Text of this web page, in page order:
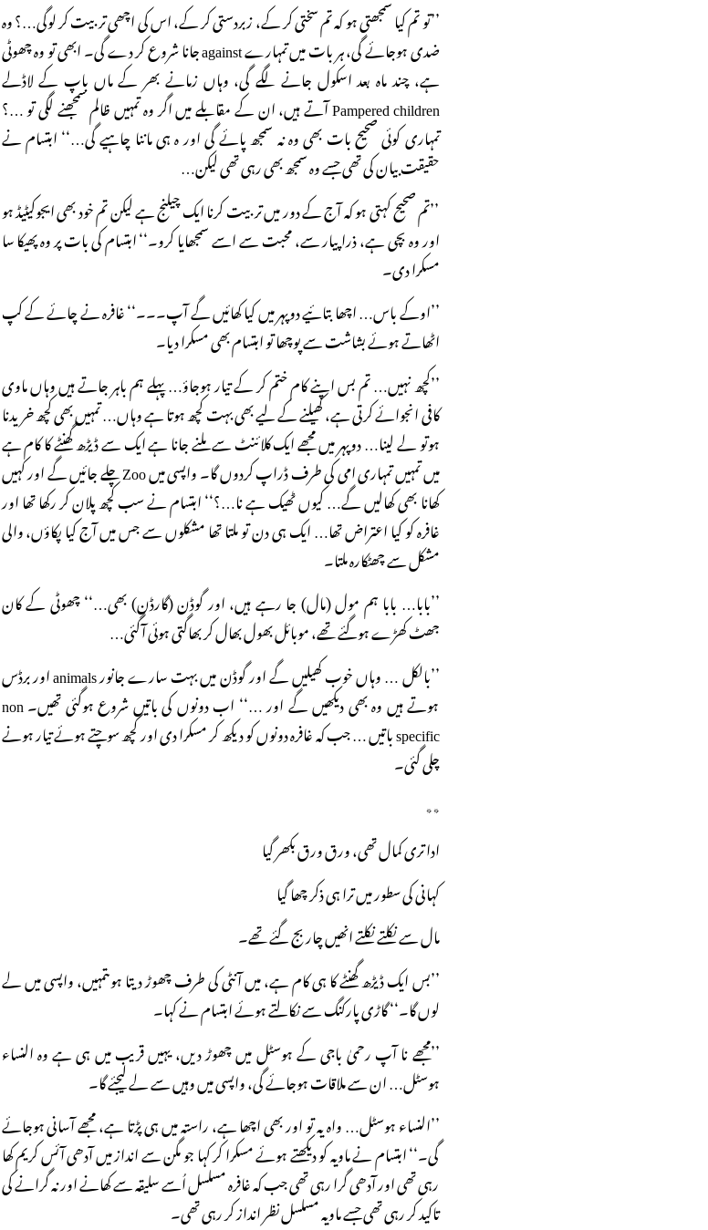
’’تو تم کیا سمجھتی ہو کہ تم سختی کر کے، زبردستی کر کے، اس کی اچھی تربیت کر لوگی…؟ وہ
ضدی ہوجائے گی، ہر بات میں تمہارے against جانا شروع کر دے گی۔ ابھی تو وہ چھوٹی
ہے، چند ماہ بعد اسکول جانے لگے گی، وہاں زمانے بھر کے ماں باپ کے لاڈلے
Pampered children آتے ہیں، ان کے مقابلے میں اگر وہ تمہیں ظالم سمجھنے لگی تو …؟
تمہاری کوئی صحیح بات بھی وہ نہ سمجھ پائے گی اور ہ ہی ماننا چاہیے گی…‘‘ ابتسام نے
حقیقت بیان کی تھی جسے وہ سمجھ بھی رہی تھی لیکن…
’’تم صحیح کہتی ہو کہ آج کے دور میں تربیت کرنا ایک چیلنج ہے لیکن تم خود بھی ایجوکیٹیڈ ہو
اور وہ بچی ہے، ذرا پیار سے، محبت سے اسے سمجھایا کرو۔‘‘ ابتسام کی بات پر وہ پھیکا سا
مسکرا دی۔
’’اوکے باس… اچھا بتائیے دوپہر میں کیا کھائیں گے آپ۔۔۔‘‘ غافرہ نے چائے کے کپ
اٹھاتے ہوئے بشاشت سے پوچھا تو ابتسام بھی مسکرا دیا۔
’’کچھ نہیں… تم بس اپنے کام ختم کر کے تیار ہوجاؤ… پہلے ہم باہر جاتے ہیں وہاں ماوی
کافی انجوائے کرتی ہے، کھیلنے کے لیے بھی بہت کچھ ہوتا ہے وہاں… تمہیں بھی کچھ خریدنا
ہوتو لے لینا… دوپہر میں مجھے ایک کلائنٹ سے ملنے جانا ہے ایک سے ڈیڑھ گھنٹے کا کام ہے
میں تمہیں تمہاری امی کی طرف ڈراپ کردوں گا۔ واپسی میں Zoo چلے جائیں گے اور کہیں
کھانا بھی کھالیں گے… کیوں ٹھیک ہے نا…؟‘‘ ابتسام نے سب کچھ پلان کر رکھا تھا اور
غافرہ کو کیا اعتراض تھا… ایک ہی دن تو ملتا تھا مشکلوں سے جس میں آج کیا پکاؤں، والی
مشکل سے چھٹکارہ ملتا۔
’’بابا… بابا ہم مول (مال) جا رہے ہیں، اور گوڈن (گارڈن) بھی…‘‘ چھوٹی کے کان
جھٹ کھڑے ہوگئے تھے، موبائل بھول بھال کر بھاگتی ہوئی آگئی…
’’بالکل … وہاں خوب کھیلیں گے اور گوڈن میں بہت سارے جانور animals اور برڈس
ہوتے ہیں وہ بھی دیکھیں گے اور …‘‘ اب دونوں کی باتیں شروع ہوگئی تھیں۔ non
specific باتیں … جب کہ غافرہ دونوں کو دیکھ کر مسکرا دی اور کچھ سوچتے ہوئے تیار ہونے
چلی گئی۔
٭٭
ادا تری کمال تھی، ورق ورق بکھر گیا
کہانی کی سطور میں ترا ہی ذکر چھا گیا
مال سے نکلتے نکلتے انھیں چار بج گئے تھے۔
’’بس ایک ڈیڑھ گھنٹے کا ہی کام ہے، میں آنٹی کی طرف چھوڑ دیتا ہوںتمہیں، واپسی میں لے
لوں گا۔‘‘ گاڑی پارکنگ سے نکالتے ہوئے ابتسام نے کہا۔
’’مجھے نا آپ رحمیٰ باجی کے ہوسٹل میں چھوڑ دیں، یہیں قریب میں ہی ہے وہ النساء
ہوسٹل… ان سے ملاقات ہوجائے گی، واپسی میں وہیں سے لے لیجئے گا۔
’’النساء ہوسٹل… واہ یہ تو اور بھی اچھا ہے، راستہ میں ہی پڑتا ہے، مجھے آسانی ہوجائے
گی۔‘‘ ابتسام نے ماویہ کو دیکھتے ہوئے مسکرا کر کہا جو مگن سے انداز میں آدھی آئس کریم کھا
رہی تھی اور آدھی گرا رہی تھی جب کہ غافرہ مسلسل اُسے سلیقہ سے کھانے اور نہ گرانے کی
تاکید کر رہی تھی جسے ماویہ مسلسل نظر انداز کر رہی تھی۔